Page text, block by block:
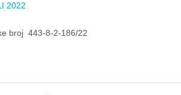
2022
broj 443-8-2-186/22